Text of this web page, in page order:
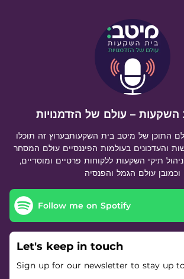
השקעות – עולם של הזדמנויות
התוכן של מיטב בית השקעותבערוץ זה תוכלו
והעדכונים בעולמות הפיננסיים עולם המסחר
תיקי השקעות ללקוחות פרטיים ומוסדיים,
וכמובן עולם הגמל והפנסיה
Follow me on Spotify
Let's keep in touch
Sign up for our newsletter to stay up